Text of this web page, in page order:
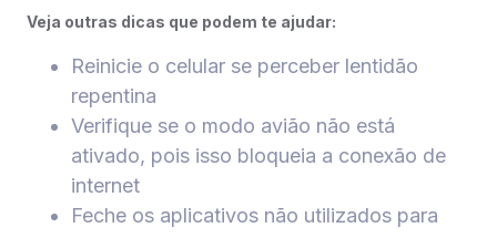
Veja outras dicas que podem te ajudar:
Reinicie o celular se perceber lentidão
repentina
Verifique se o modo avião não está
ativado, pois isso bloqueia a conexão de
internet
Feche os aplicativos não utilizados para